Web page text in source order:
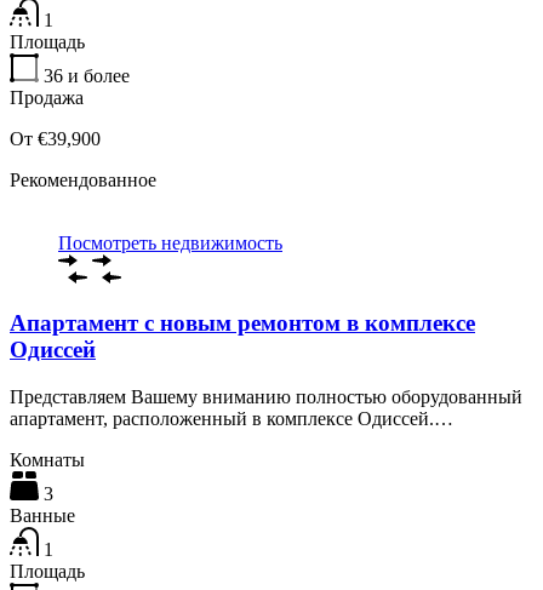
1
Площадь
36 и более
Продажа
От €39,900
Рекомендованное
Посмотреть недвижимость
Апартамент с новым ремонтом в комплексе
Одиссей
Представляем Вашему вниманию полностью оборудованный
апартамент, расположенный в комплексе Одиссей.…
Комнаты
3
Ванные
1
Площадь